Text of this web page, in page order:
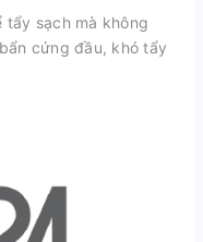
tẩy sạch mà không
cứng đầu, khó tẩy